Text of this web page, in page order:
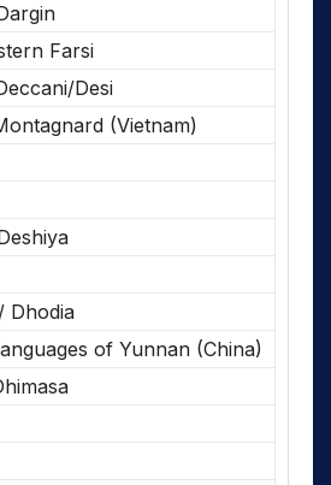
Farsi
Desi
(Vietnam)
Dhodia
of Yunnan (China)